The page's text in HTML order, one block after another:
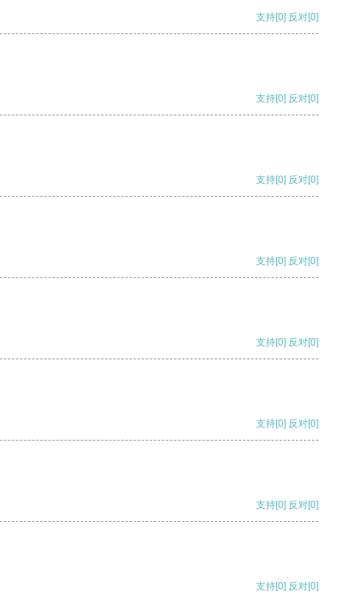
支持[0] 反对[0]
支持[0] 反对[0]
支持[0] 反对[0]
支持[0] 反对[0]
支持[0] 反对[0]
支持[0] 反对[0]
支持[0] 反对[0]
支持[0] 反对[0]